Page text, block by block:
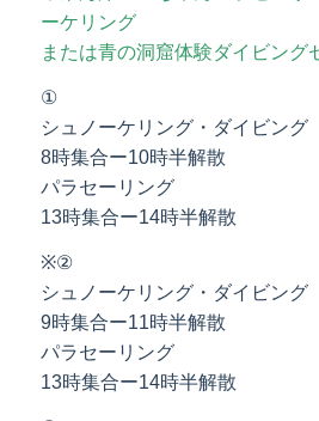
ーケリング
または青の洞窟体験ダイビング
①
シュノーケリング・ダイビング
8時集合ー10時半解散
パラセーリング
13時集合ー14時半解散
※②
シュノーケリング・ダイビング
9時集合ー11時半解散
パラセーリング
13時集合ー14時半解散